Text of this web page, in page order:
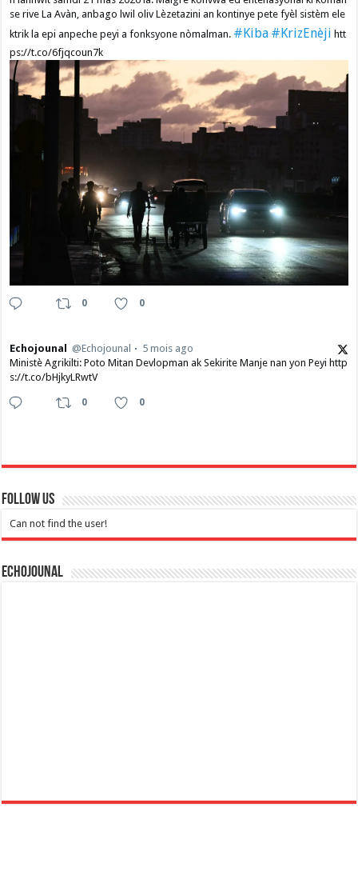
se rive La Avàn, anbago lwil oliv Lèzetazini an kontinye pete fyèl sistèm ele
ktrik la epi anpeche peyi a fonksyone nòmalman. #Kiba #KrizEnèji htt
ps://t.co/6fjqcoun7k
0 0
Echojounal @Echojounal
5 mois ago
Ministè Agrikilti: Poto Mitan Devlopman ak Sekirite Manje nan yon Peyi http
s://t.co/bHjkyLRwtV
0 0
Follow Us
Can not find the user!
Echojounal